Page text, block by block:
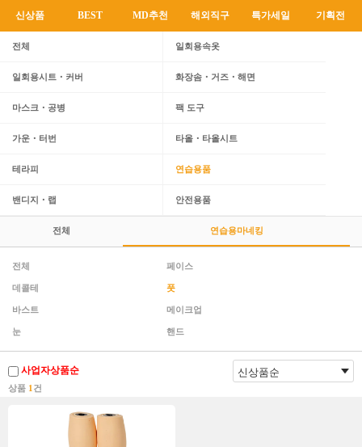
신상품 BEST MD추천 해외직구 특가세일 기획전
전체 일회용속옷
일회용시트・커버 화장솜・거즈・해면
마스크・공병 팩 도구
가운・터번 타올・타올시트
테라피 연습용품
밴디지・랩 안전용품
전체 연습용마네킹
전체 페이스
데콜테 풋
바스트 메이크업
눈 핸드
사업자상품순
상품 1 건